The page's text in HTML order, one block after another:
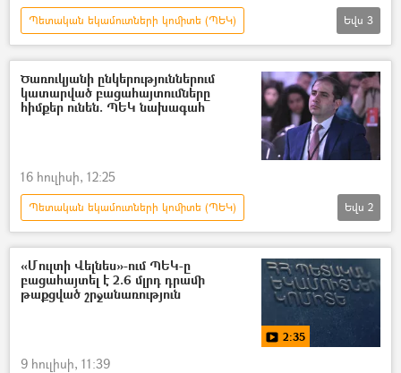
Պետական եկամուտների կոմիտե (ՊԵԿ)
Իրանի Իսլամական Հանրապետություն
հարկեր
վառելիք
Եվս 3
Ծառուկյանի ընկերություններում
կատարված բացահայտումները
հիմքեր ունեն. ՊԵԿ նախագահ
16 հուլիսի, 12:25
Պետական եկամուտների կոմիտե (ՊԵԿ)
Էդվարդ Հովհաննիսյան (ՊԵԿ նախագահ)
Գագիկ Ծառուկյան
Եվս 2
«Մուլտի Վելնես»-ում ՊԵԿ-ը
բացահայտել է 2.6 մլրդ դրամի
թաքցված շրջանառություն
2:35
9 հուլիսի, 11:39